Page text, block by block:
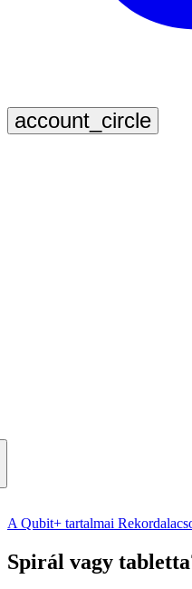
A Qubit+ tartalmai
Spirál vagy